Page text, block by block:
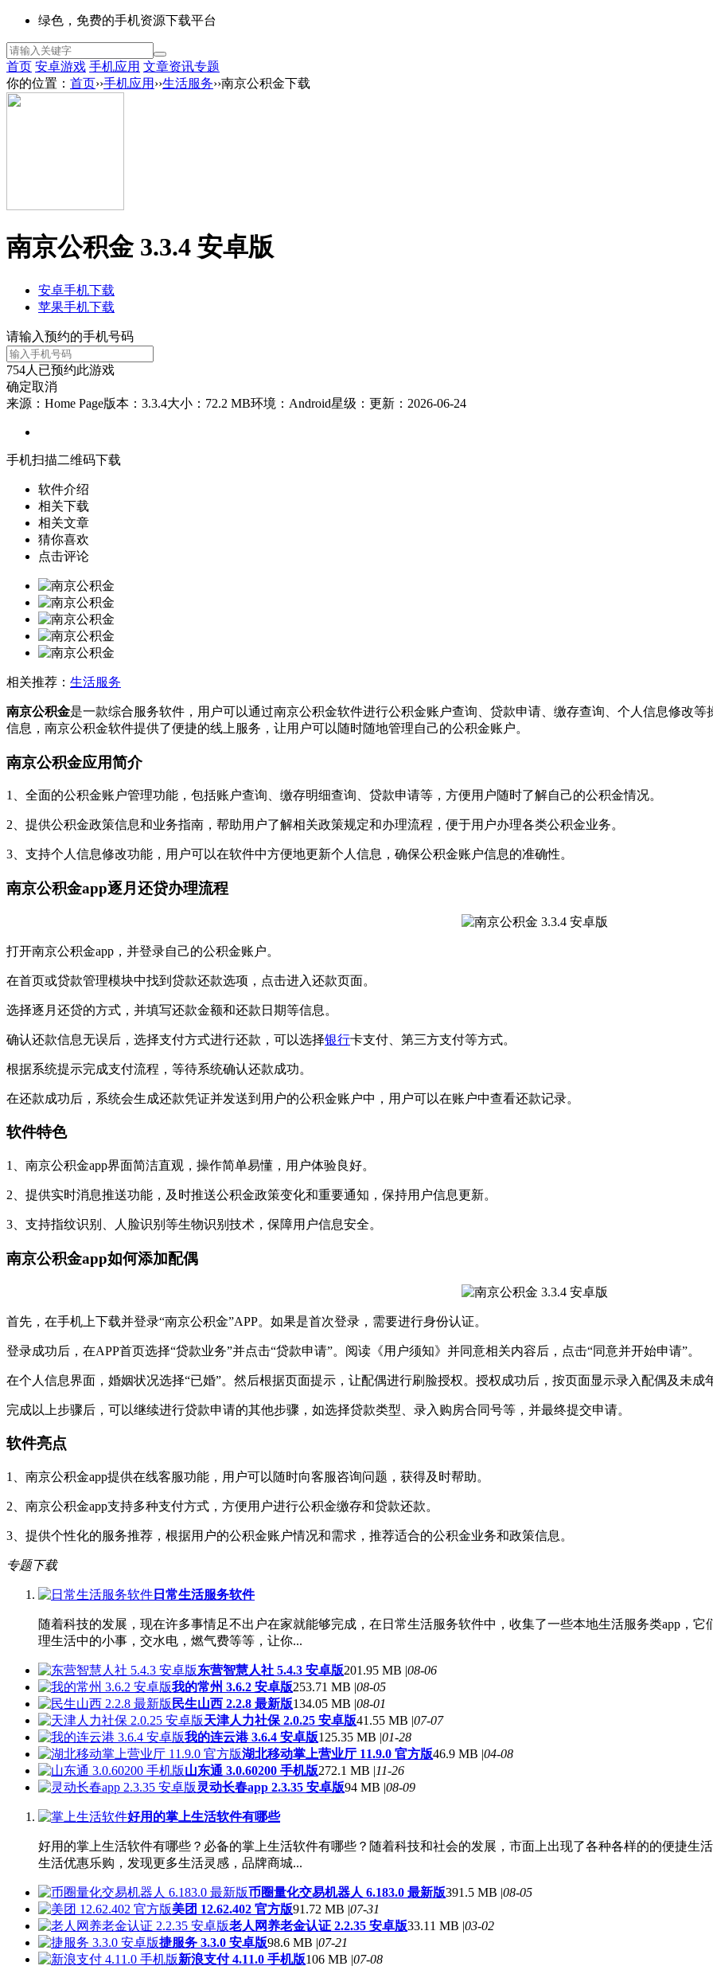
绿色，免费的手机资源下载平台
首页 安卓游戏 手机应用 文章资讯专题
你的位置： 首页››手机应用 ››生活服务››南京公积金下载
南京公积金 3.3.4 安卓版
安卓手机下载
苹果手机下载
请输入预约的手机号码
754人已预约此游戏
确定取消
来源：Home Page版本：3.3.4大小：72.2 MB环境：Android星级： 更新：2026-06-24
手机扫描二维码下载
软件介绍
相关下载
相关文章
猜你喜欢
点击评论
相关推荐： 生活服务
南京公积金是一款综合服务软件，用户可以通过南京公积金软件进行公积金账户查询、贷款申请、缴存查询、个人信息修改
信息，南京公积金软件提供了便捷的线上服务，让用户可以随时随地管理自己的公积金账户。
南京公积金应用简介
1、全面的公积金账户管理功能，包括账户查询、缴存明细查询、贷款申请等，方便用户随时了解自己的公积金情况。
2、提供公积金政策信息和业务指南，帮助用户了解相关政策规定和办理流程，便于用户办理各类公积金业务。
3、支持个人信息修改功能，用户可以在软件中方便地更新个人信息，确保公积金账户信息的准确性。
南京公积金app逐月还贷办理流程
打开南京公积金app，并登录自己的公积金账户。
在首页或贷款管理模块中找到贷款还款选项，点击进入还款页面。
选择逐月还贷的方式，并填写还款金额和还款日期等信息。
确认还款信息无误后，选择支付方式进行还款，可以选择银行卡支付、第三方支付等方式。
根据系统提示完成支付流程，等待系统确认还款成功。
在还款成功后，系统会生成还款凭证并发送到用户的公积金账户中，用户可以在账户中查看还款记录。
软件特色
1、南京公积金app界面简洁直观，操作简单易懂，用户体验良好。
2、提供实时消息推送功能，及时推送公积金政策变化和重要通知，保持用户信息更新。
3、支持指纹识别、人脸识别等生物识别技术，保障用户信息安全。
南京公积金app如何添加配偶
首先，在手机上下载并登录“南京公积金”APP。如果是首次登录，需要进行身份认证。
登录成功后，在APP首页选择“贷款业务”并点击“贷款申请”。阅读《用户须知》并同意相关内容后，点击“同意并开始申请”。
在个人信息界面，婚姻状况选择“已婚”。然后根据页面提示，让配偶进行刷脸授权。授权成功后，按页面显示录入配偶及未成
完成以上步骤后，可以继续进行贷款申请的其他步骤，如选择贷款类型、录入购房合同号等，并最终提交申请。
软件亮点
1、南京公积金app提供在线客服功能，用户可以随时向客服咨询问题，获得及时帮助。
2、南京公积金app支持多种支付方式，方便用户进行公积金缴存和贷款还款。
3、提供个性化的服务推荐，根据用户的公积金账户情况和需求，推荐适合的公积金业务和政策信息。
专题下载
日常生活服务软件
随着科技的发展，现在许多事情足不出户在家就能够完成，在日常生活服务软件中，收集了一些本地生活服务类app，
理生活中的小事，交水电，燃气费等等，让你...
东营智慧人社 5.4.3 安卓版201.95 MB |08-06
我的常州 3.6.2 安卓版253.71 MB |08-05
民生山西 2.2.8 最新版134.05 MB |08-01
天津人力社保 2.0.25 安卓版41.55 MB |07-07
我的连云港 3.6.4 安卓版125.35 MB |01-28
湖北移动掌上营业厅 11.9.0 官方版46.9 MB |04-08
山东通 3.0.60200 手机版272.1 MB |11-26
灵动长春app 2.3.35 安卓版94 MB |08-09
好用的掌上生活软件有哪些
好用的掌上生活软件有哪些？必备的掌上生活软件有哪些？随着科技和社会的发展，市面上出现了各种各样的的便捷生
生活优惠乐购，发现更多生活灵感，品牌商城...
币圈量化交易机器人 6.183.0 最新版391.5 MB |08-05
美团 12.62.402 官方版91.72 MB |07-31
老人网养老金认证 2.2.35 安卓版33.11 MB |03-02
捷服务 3.3.0 安卓版98.6 MB |07-21
新浪支付 4.11.0 手机版106 MB |07-08